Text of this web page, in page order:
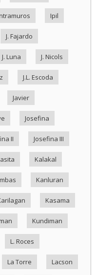
Ipil
J. Fajardo
J. Luna J. Nicols
J.L. Escoda
Javier
Josefina
II Josefina III
Kalakal
Kanluran
Kasama
Kundiman
L. Roces
La Torre Lacson